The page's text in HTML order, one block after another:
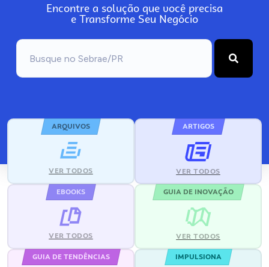
Encontre a solução que você precisa
e Transforme Seu Negócio
ARQUIVOS
VER TODOS
ARTIGOS
VER TODOS
EBOOKS
VER TODOS
GUIA DE INOVAÇÃO
VER TODOS
GUIA DE TENDÊNCIAS IMPULSIONA